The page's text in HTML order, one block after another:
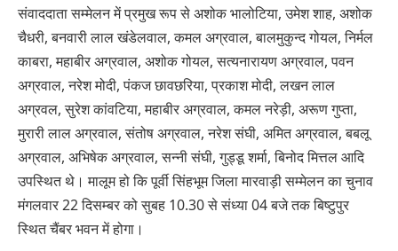
संवाददाता सम्मेलन में प्रमुख रूप से अशोक भालोटिया, उमेश शाह, अशोक
चैधरी, बनवारी लाल खंडेलवाल, कमल अग्रवाल, बालमुकुन्द गोयल, निर्मल
काबरा, महाबीर अग्रवाल, अशोक गोयल, सत्यनारायण अग्रवाल, पवन
अग्रवाल, नरेश मोदी, पंकज छावछरिया, प्रकाश मोदी, लखन लाल
अग्रवल, सुरेश कांवटिया, महाबीर अग्रवाल, कमल नरेड़ी, अरूण गुप्ता,
मुरारी लाल अग्रवाल, संतोष अग्रवाल, नरेश संघी, अमित अग्रवाल, बबलू
अग्रवाल, अभिषेक अग्रवाल, सन्नी संघी, गुड्डू शर्मा, बिनोद मित्तल आदि
उपस्थित थे। मालूम हो कि पूर्वी सिंहभूम जिला मारवाड़ी सम्मेलन का चुनाव
मंगलवार 22 दिसम्बर को सुबह 10.30 से संध्या 04 बजे तक बिष्टुपुर
स्थित चैंबर भवन में होगा।